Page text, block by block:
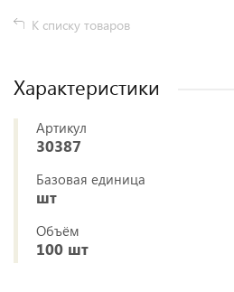
К списку товаров
Характеристики
Артикул
30387
Базовая единица
шт
Объём
100 шт